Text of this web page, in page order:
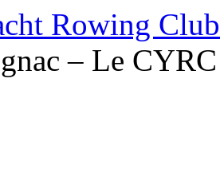
Rowing Club
– Le CYRC